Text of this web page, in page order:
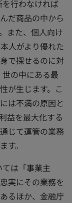
行わなければ
だ商品の中から
また、個人向け
人がより優れた
で探せるのに対
の中にある最
が生じます。こ
は不満の原因と
益を最大化する
じて運管の業務
す。
は「事業主
実にその業務を
るほか、金融庁